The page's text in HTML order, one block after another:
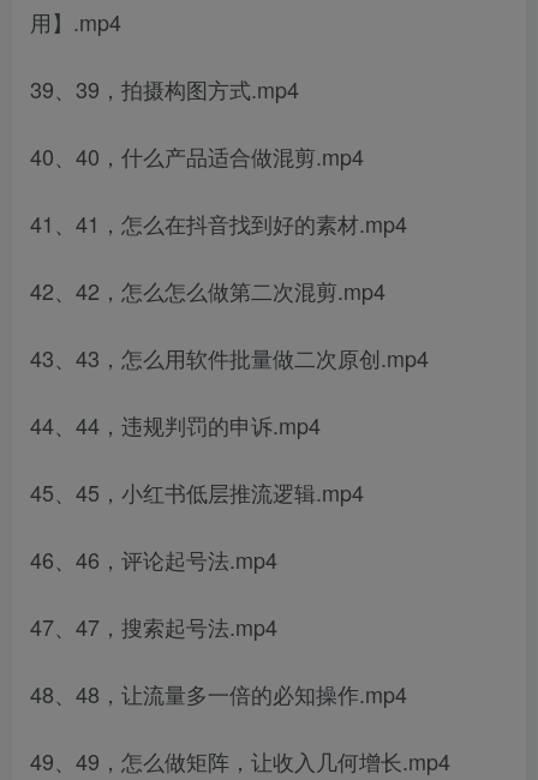
用】.mp4
39、39，拍摄构图方式.mp4
40、40，什么产品适合做混剪.mp4
41、41，怎么在抖音找到好的素材.mp4
42、42，怎么怎么做第二次混剪.mp4
43、43，怎么用软件批量做二次原创.mp4
44、44，违规判罚的申诉.mp4
45、45，小红书低层推流逻辑.mp4
46、46，评论起号法.mp4
47、47，搜索起号法.mp4
48、48，让流量多一倍的必知操作.mp4
49、49，怎么做矩阵，让收入几何增长.mp4